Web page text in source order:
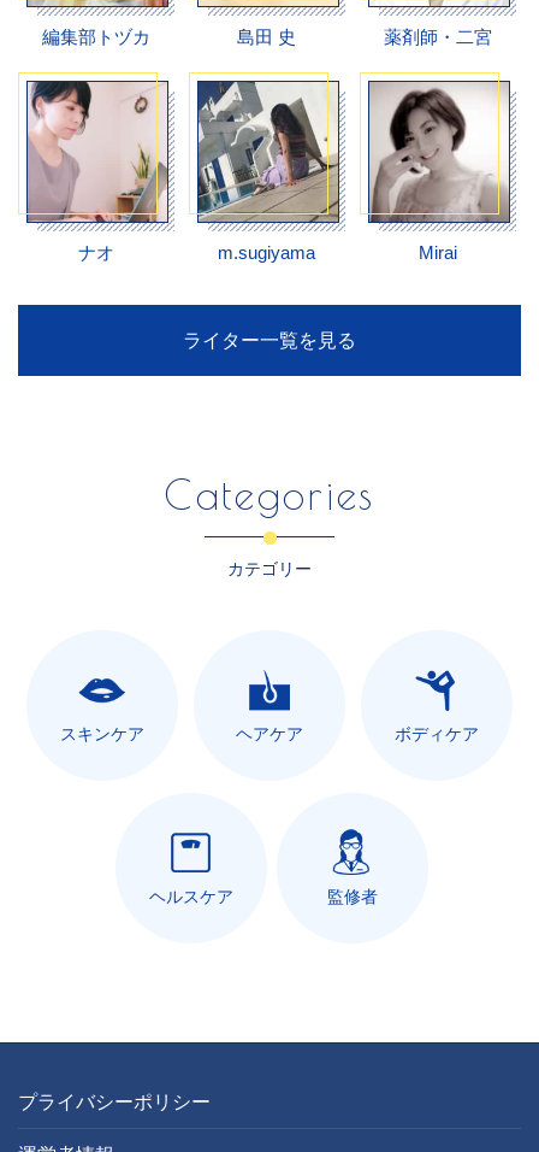
編集部トヅカ 島田 史 薬剤師・二宮
ナオ m.sugiyama Mirai
ライター一覧を見る
Categories
カテゴリー
スキンケア ヘアケア ボディケア
ヘルスケア 監修者
プライバシーポリシー